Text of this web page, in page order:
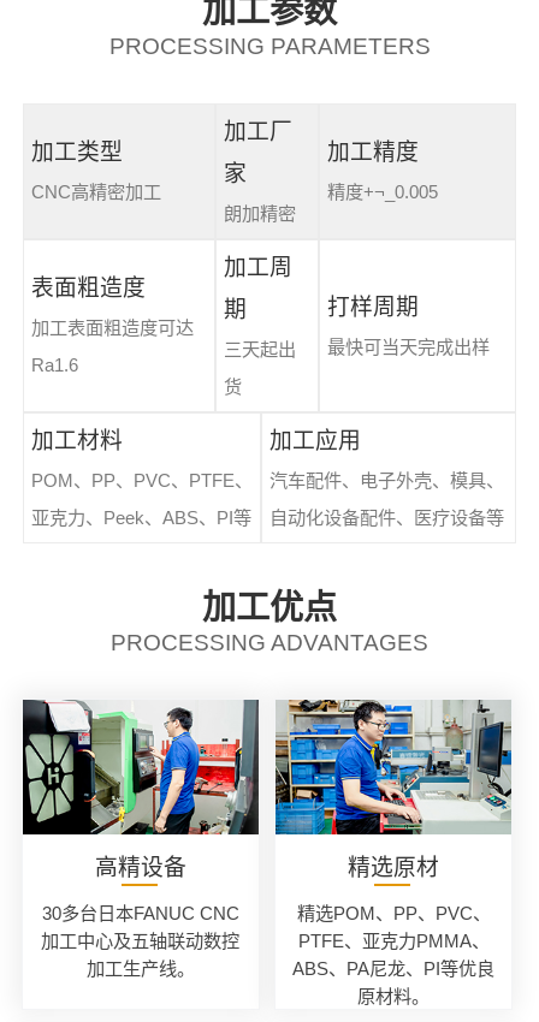
加工参数
PROCESSING PARAMETERS
加工类型
CNC高精密加工
加工厂
家
朗加精密
加工精度
精度+¬_0.005
表面粗造度
加工表面粗造度可达
Ra1.6
加工周
期
三天起出
货
打样周期
最快可当天完成出样
加工材料
POM、PP、PVC、PTFE、
亚克力、Peek、ABS、PI等
加工应用
汽车配件、电子外壳、模具、
自动化设备配件、医疗设备等
加工优点
PROCESSING ADVANTAGES
高精设备
30多台日本FANUC CNC
加工中心及五轴联动数控
加工生产线。
精选原材
精选POM、PP、PVC、
PTFE、亚克力PMMA、
ABS、PA尼龙、PI等优良
原材料。